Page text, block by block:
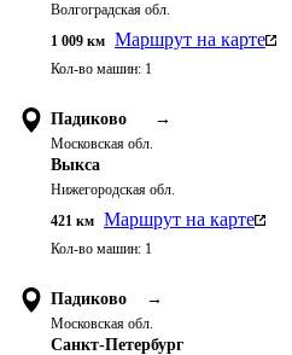
Волгоградская обл.
1 009 км Маршрут на карте
Кол-во машин: 1
Падиково →
Московская обл.
Выкса
Нижегородская обл.
421 км Маршрут на карте
Кол-во машин: 1
Падиково →
Московская обл.
Санкт-Петербург